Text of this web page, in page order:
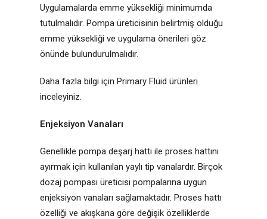
Uygulamalarda emme yüksekliği minimumda
tutulmalıdır. Pompa üreticisinin belirtmiş olduğu
emme yüksekliği ve uygulama önerileri göz
önünde bulundurulmalıdır.
Daha fazla bilgi için Primary Fluid ürünleri
inceleyiniz.
Enjeksiyon Vanaları
Genellikle pompa deşarj hattı ile proses hattını
ayırmak için kullanılan yaylı tip vanalardır. Birçok
dozaj pompası üreticisi pompalarına uygun
enjeksiyon vanaları sağlamaktadır. Proses hattı
özelliği ve akışkana göre değişik özelliklerde